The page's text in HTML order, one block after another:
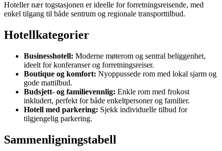
Hoteller nær togstasjonen er ideelle for forretningsreisende, med
enkel tilgang til både sentrum og regionale transporttilbud.
Hotellkategorier
Businesshotell: Moderne møterom og sentral beliggenhet,
ideelt for konferanser og forretningsreiser.
Boutique og komfort: Nyoppussede rom med lokal sjarm og
gode mattilbud.
Budsjett- og familievennlig: Enkle rom med frokost
inkludert, perfekt for både enkeltpersoner og familier.
Hotell med parkering: Sjekk individuelle tilbud for
tilgjengelig parkering.
Sammenligningstabell